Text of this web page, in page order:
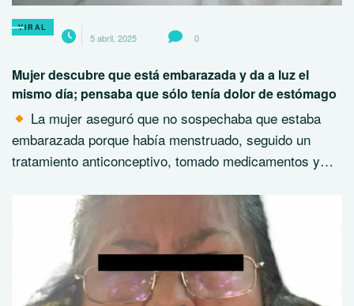
VIRAL
5 abril, 2025 0
Mujer descubre que está embarazada y da a luz el
mismo día; pensaba que sólo tenía dolor de estómago
La mujer aseguró que no sospechaba que estaba
embarazada porque había menstruado, seguido un
tratamiento anticonceptivo, tomado medicamentos y…